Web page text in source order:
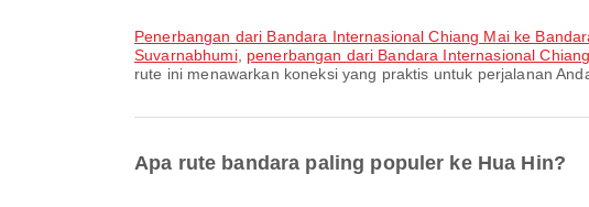
penerbangan dari Bandara Internasional Chiang Mai ke
Suvarnabhumi, penerbangan dari Bandara Internasional
rute ini menawarkan koneksi yang praktis untuk perjalanan
Apa rute bandara paling populer ke Hua Hin?